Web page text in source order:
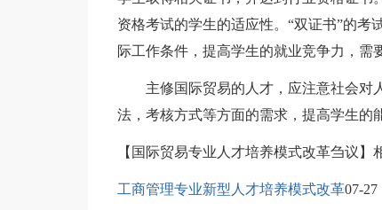
资格考试的学生的适应性。“双证书”的
际工作条件，提高学生的就业竞争力，需
主修国际贸易的人才，应注意社会对
法，考核方式等方面的需求，提高学生的
【国际贸易专业人才培养模式改革刍议】
工商管理专业新型人才培养模式改革07-27